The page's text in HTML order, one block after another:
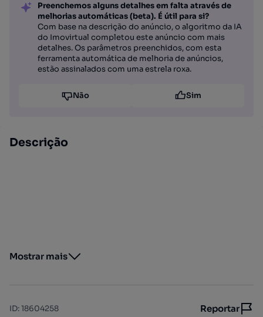
Preenchemos alguns detalhes em falta através de
melhorias automáticas (beta). É útil para si?
Com base na descrição do anúncio, o algoritmo da IA
do Imovirtual completou este anúncio com mais
detalhes. Os parâmetros preenchidos, com esta
ferramenta automática de melhoria de anúncios,
estão assinalados com uma estrela roxa.
Não Sim
Descrição
Mostrar mais
ID:18604258 Reportar